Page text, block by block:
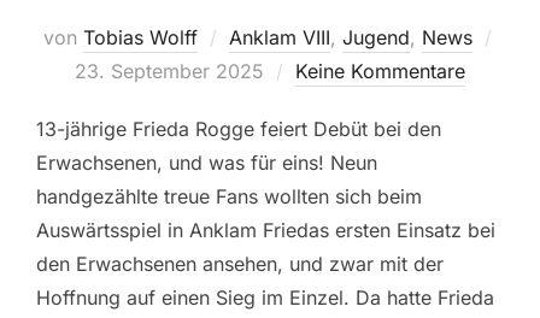
von Tobias Wolff Anklam VIII, Jugend, News
23. September 2025 Keine Kommentare
13-jährige Frieda Rogge feiert Debüt bei den
Erwachsenen, und was für eins! Neun
handgezählte treue Fans wollten sich beim
Auswärtsspiel in Anklam Friedas ersten Einsatz bei
den Erwachsenen ansehen, und zwar mit der
Hoffnung auf einen Sieg im Einzel. Da hatte Frieda